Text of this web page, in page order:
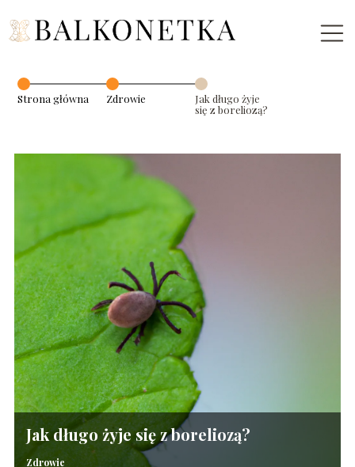
Strona główna Zdrowie
Jak długo żyje
się z boreliozą?
Jak długo żyje się z boreliozą?
Zdrowie